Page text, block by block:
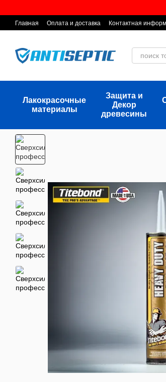
Главная Оплата и доставка Контактная
Лакокрасочные
материалы
Защита и
Декор
древесины